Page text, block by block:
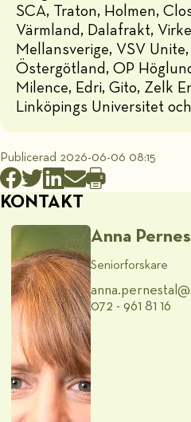
SCA, Traton, Holmen,
Värmland, Dalafrakt,
Mellansverige, VSV
Östergötland, OP
Milence, Edri, Gito, Zelk
Linköpings Universitet
Publicerad 2026-06-06 08:15
KONTAKT
Anna
Seniorforskare
072 - 961 81 16